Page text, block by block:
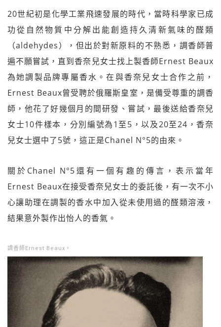
20世紀初是化學工業飛速發展的時代，當時科學家已成
功從自然物質中分解出能創造持久清新氣味的醛類
（aldehydes），但出於對新原料的不熟悉，調香師普
遍不願嘗試，直到香奈兒女士找上製香師Ernest Beaux
為她調製品牌專屬香水。在與香奈兒女士合作之前，
Ernest Beaux曾受聘於俄羅斯皇室，是備受尊重的調香
師，他花了好幾個月的間研發、嘗試，最後送給香奈兒
女士10件樣本，分別編號為1至5，以及20至24，香奈
兒女士選中了5號，這正是Chanel N°5的由來。
關於Chanel N°5還有一個有趣的傳言，表示當年
Ernest Beaux在接受香奈兒女士的委託後，有一次不小
心讓助理在調製的香水中加入從未使用過的醛類溶液，
結果意外製作出怡人的香氣。
調香師Ernest Beaux。